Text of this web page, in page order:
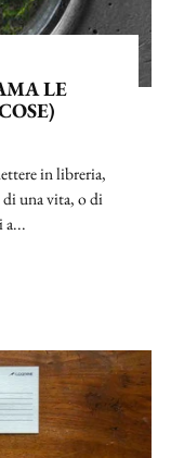
LE
in libreria,
una vita, o di
a...